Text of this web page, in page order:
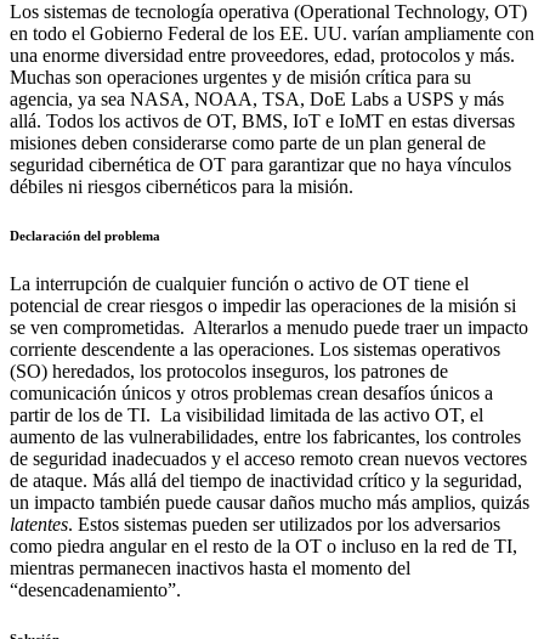
Los sistemas de tecnología operativa (Operational Technology, OT)
en todo el Gobierno Federal de los EE. UU. varían ampliamente con
una enorme diversidad entre proveedores, edad, protocolos y más.
Muchas son operaciones urgentes y de misión crítica para su
agencia, ya sea NASA, NOAA, TSA, DoE Labs a USPS y más
allá. Todos los activos de OT, BMS, IoT e IoMT en estas diversas
misiones deben considerarse como parte de un plan general de
seguridad cibernética de OT para garantizar que no haya vínculos
débiles ni riesgos cibernéticos para la misión.
Declaración del problema
La interrupción de cualquier función o activo de OT tiene el
potencial de crear riesgos o impedir las operaciones de la misión si
se ven comprometidas. Alterarlos a menudo puede traer un impacto
corriente descendente a las operaciones. Los sistemas operativos
(SO) heredados, los protocolos inseguros, los patrones de
comunicación únicos y otros problemas crean desafíos únicos a
partir de los de TI. La visibilidad limitada de las activo OT, el
aumento de las vulnerabilidades, entre los fabricantes, los controles
de seguridad inadecuados y el acceso remoto crean nuevos vectores
de ataque. Más allá del tiempo de inactividad crítico y la seguridad,
un impacto también puede causar daños mucho más amplios, quizás
latentes. Estos sistemas pueden ser utilizados por los adversarios
como piedra angular en el resto de la OT o incluso en la red de TI,
mientras permanecen inactivos hasta el momento del
“desencadenamiento”.